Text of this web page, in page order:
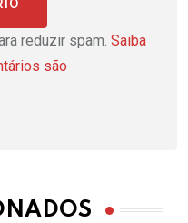
reduzir spam. Saiba
são